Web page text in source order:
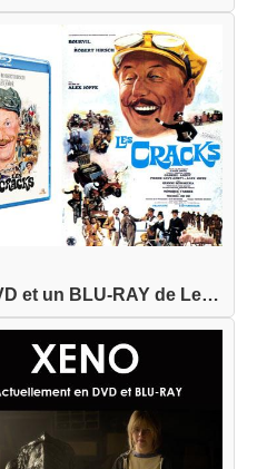
Tentez de gagner des DVD et un BLU-RAY de Les Cr...